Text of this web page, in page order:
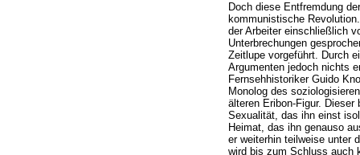
Doch diese Entfremdung
kommunistische
der Arbeiter einschließlich
Unterbrechungen
Zeitlupe vorgeführt. Durch
Argumenten jedoch nichts
Fernsehhistoriker Guido
Monolog des
älteren Eribon-Figur. Dieser
Sexualität, das ihn einst
Heimat, das ihn genauso
er weiterhin teilweise unter
wird bis zum Schluss auch